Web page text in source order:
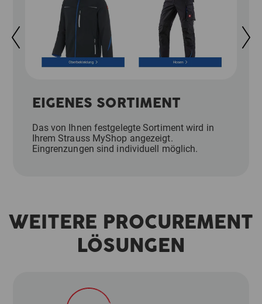
EIGENES SORTIMENT
Das von Ihnen festgelegte Sortiment wird in
Ihrem Strauss MyShop angezeigt.
Eingrenzungen sind individuell möglich.
WEITERE PROCUREMENT
LÖSUNGEN